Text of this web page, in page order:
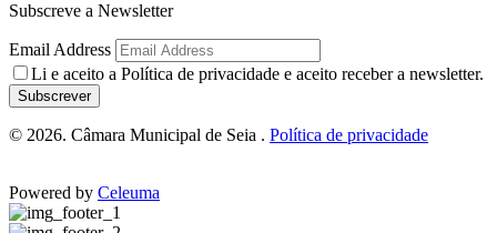
Subscreve a Newsletter
Email Address
Li e aceito a Política de privacidade e aceito receber a newsletter.
Subscrever
© 2026. Câmara Municipal de Seia . Política de privacidade
Powered by Celeuma